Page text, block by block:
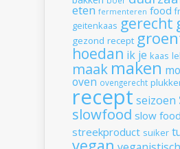
eten fermenteren food
geitenkaas gerecht
gezond recept
hoedan ik je kaas
maak maken
oven ovengerecht
recept seizoen
slowfood slow food
streekproduct suiker
vegan